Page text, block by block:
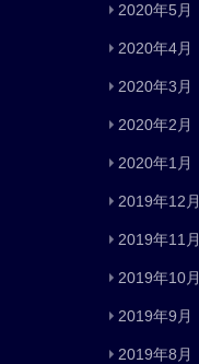
2020年5月
2020年4月
2020年3月
2020年2月
2020年1月
2019年12月
2019年11月
2019年10月
2019年9月
2019年8月